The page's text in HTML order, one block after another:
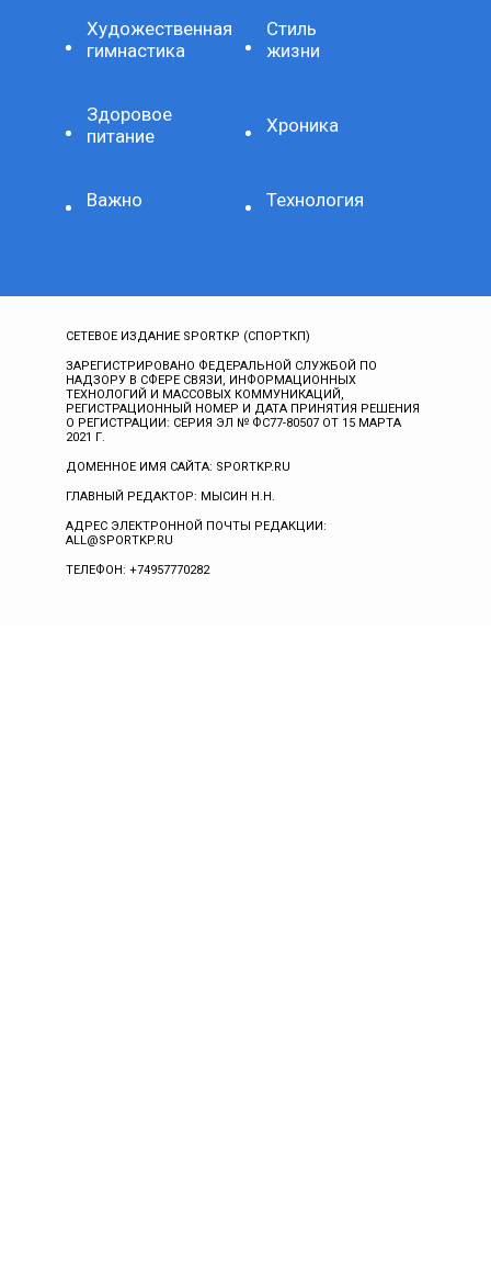
Художественная
гимнастика
Стиль
жизни
Здоровое
питание
Хроника
Важно Технология
СЕТЕВОЕ ИЗДАНИЕ SPORTKP (СПОРТКП)
ЗАРЕГИСТРИРОВАНО ФЕДЕРАЛЬНОЙ СЛУЖБОЙ ПО
НАДЗОРУ В СФЕРЕ СВЯЗИ, ИНФОРМАЦИОННЫХ
ТЕХНОЛОГИЙ И МАССОВЫХ КОММУНИКАЦИЙ,
РЕГИСТРАЦИОННЫЙ НОМЕР И ДАТА ПРИНЯТИЯ РЕШЕНИЯ
О РЕГИСТРАЦИИ: СЕРИЯ ЭЛ № ФС77-80507 ОТ 15 МАРТА
2021 Г.
ДОМЕННОЕ ИМЯ САЙТА: SPORTKP.RU
ГЛАВНЫЙ РЕДАКТОР: МЫСИН Н.Н.
АДРЕС ЭЛЕКТРОННОЙ ПОЧТЫ РЕДАКЦИИ:
ALL@SPORTKP.RU
ТЕЛЕФОН: +74957770282